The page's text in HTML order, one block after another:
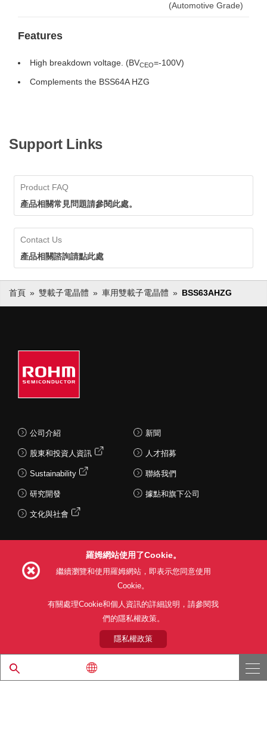
(Automotive Grade)
Features
High breakdown voltage. (BVCEO=-100V)
Complements the BSS64A HZG
Support Links
Product FAQ
產品相關常見問題請參閱此處。
Contact Us
產品相關諮詢請點此處
首頁 雙載子電晶體 車用雙載子電晶體 BSS63AHZG
公司介紹
股東和投資人資訊
Sustainability
研究開發
文化與社會
新聞
人才招募
聯絡我們
據點和旗下公司
利用目的 隱私權政策
關於本公司產品銷售之標準條款(PDF)
© 1997 - 2026 ROHM CO., LTD. ALL RIGHTS RESERVED.
羅姆網站使用了Cookie。
繼續瀏覽和使用羅姆網站，即表示您同意使用
Cookie。
有關處理Cookie和個人資訊的詳細說明，請參閱我
們的隱私權政策。
隱私權政策